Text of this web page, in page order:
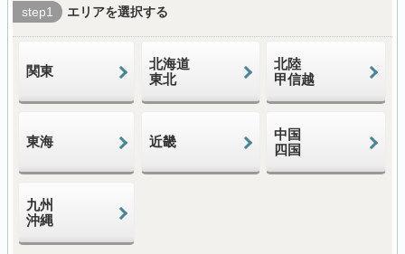
step1 エリアを選択する
関東
北海道
東北
北陸
甲信越
東海 近畿
中国
四国
九州
沖縄